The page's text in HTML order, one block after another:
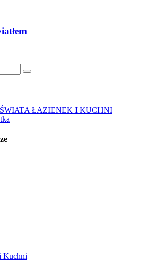
ŁAZIENEK I KUCHNI
Kuchni